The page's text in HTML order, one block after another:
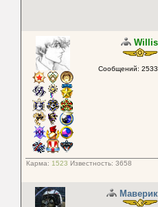
Willis
Сообщений: 2533
Карма: 1523 Известность: 3658
Маверик